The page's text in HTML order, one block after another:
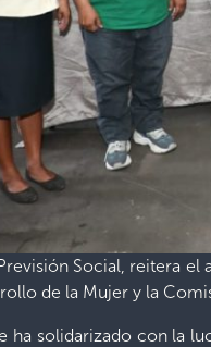
Social, reitera
de la Mujer y la
ha solidarizado con la